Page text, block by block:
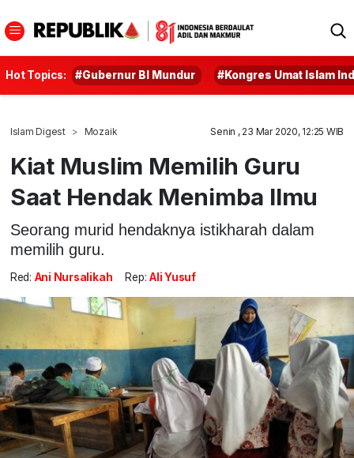
Hot Topics: #Gubernur BI Mundur #Kongres Umat Islam
Islam Digest Mozaik Senin , 23 Mar 2020, 12:25 WIB
Kiat Muslim Memilih Guru
Saat Hendak Menimba Ilmu
Seorang murid hendaknya istikharah dalam
memilih guru.
Red: Ani Nursalikah Rep: Ali Yusuf